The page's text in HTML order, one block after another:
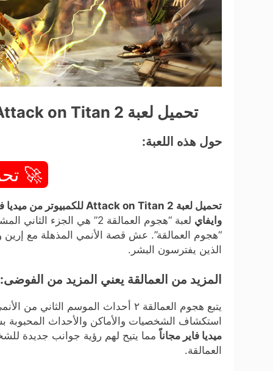
تحميل لعبة Attack on Titan 2 للكمبيوتر من ميديا فاير مجاناً (v1.0)
حول هذه اللعبة:
🚀
تحميل لعبة Attack on Titan 2 للكمبيوتر من ميديا فاير مجاناً (v1.0)
وايفاي
لعبة “هجوم العمالقة 2” هي
“هجوم العمالقة”. عش قصة الأنمي المذهلة مع إرين
الذين يفترسون البشر.
المزيد من العمالقة يعني المزيد من الفوضى:
يتبع هجوم العمالقة ٢ أحداث
استكشاف الشخصيات والأماكن والأحداث المحبوبة
ميديا فاير مجاناً مما يتيح لهم رؤية جوانب جديدة
العمالقة.